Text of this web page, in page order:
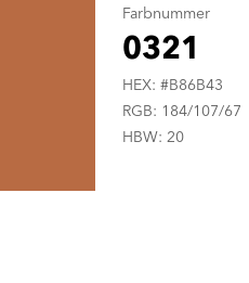
Farbnummer
0321
HEX: #B86B43
RGB: 184/107/67
HBW: 20